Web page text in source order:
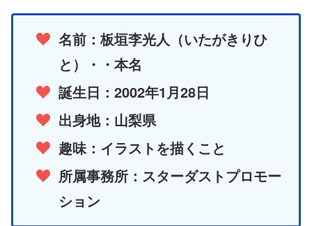
名前：板垣李光人（いたがきりひ
と）・・本名
誕生日：2002年1月28日
出身地：山梨県
趣味：イラストを描くこと
所属事務所：スターダストプロモー
ション